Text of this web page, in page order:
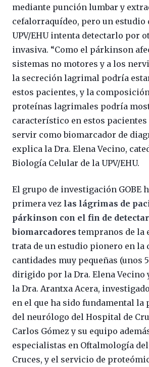
mediante punción lumbar y
cefalorraquídeo, pero un
UPV/EHU intenta detectarlo por
invasiva. “Como el párkinson
sistemas no motores y a los
la secreción lagrimal podría
estos pacientes, y la
proteínas lagrimales podría
característico en estos pacientes
servir como biomarcador de
explica la Dra. Elena Vecino,
Biología Celular de la UPV/EHU.
El grupo de investigación GOBE
primera vez las lágrimas de
párkinson con el fin de detectar
biomarcadores tempranos de la
trata de un estudio pionero en la
cantidades muy pequeñas (unos
dirigido por la Dra. Elena
la Dra. Arantxa Acera,
en el que ha sido fundamental
del neurólogo del Hospital de
Carlos Gómez y su equipo
especialistas en Oftalmología
Cruces, y el servicio de